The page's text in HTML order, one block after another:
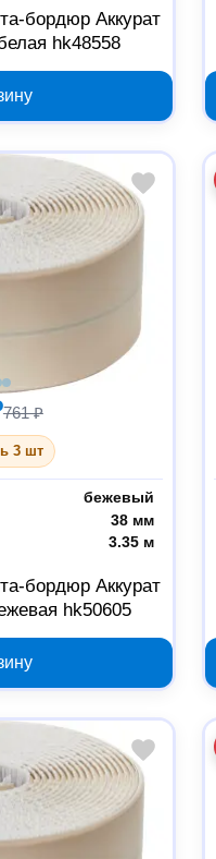
бордюр Аккурат
hk48558
761 ₽
3 шт
бежевый
38 мм
3.35 м
бордюр Аккурат
hk50605